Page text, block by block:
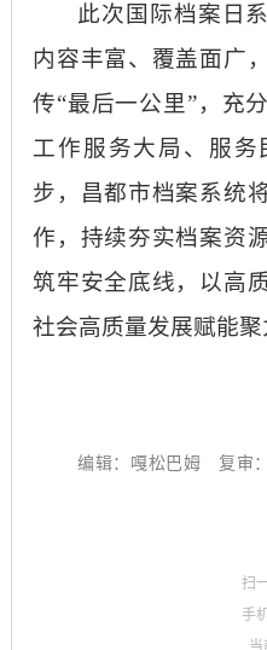
此次国际档案日
内容丰富、覆盖面广
传“最后一公里”，充
工作服务大局、服
步，昌都市档案系统
作，持续夯实档案资
筑牢安全底线，以高
社会高质量发展赋能聚
编辑：嘎松巴姆 复审
扫
手
当